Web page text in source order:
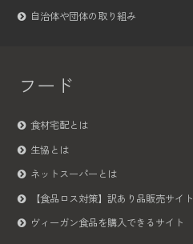
自治体や団体の取り組み
フード
食材宅配とは
生協とは
ネットスーパーとは
【食品ロス対策】訳あり品販売サイト
ヴィーガン食品を購入できるサイト